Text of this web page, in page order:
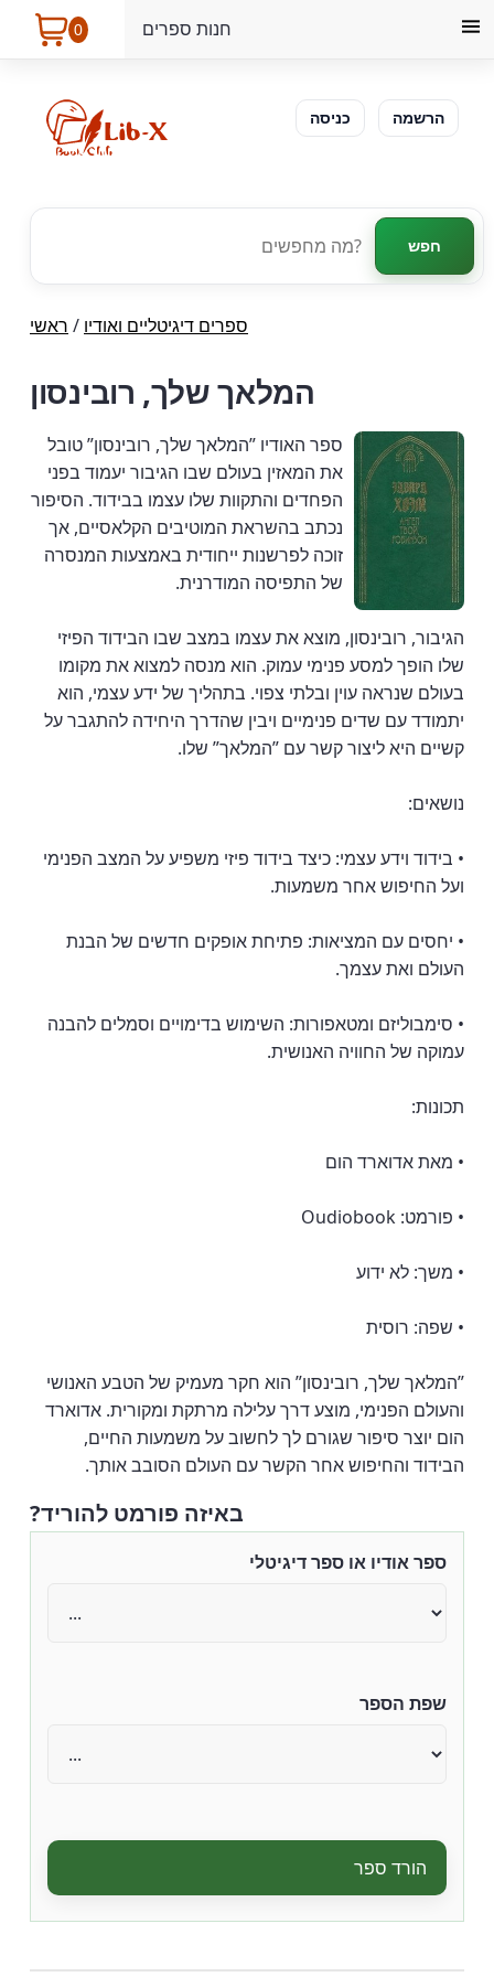
0 חנות ספרים
כניסה הרשמה
חפש
ראשי / ספרים דיגיטליים ואודיו
המלאך שלך, רובינסון
ספר האודיו ”המלאך שלך, רובינסון” טובל
את המאזין בעולם שבו הגיבור יעמוד בפני
הפחדים והתקוות שלו עצמו בבידוד. הסיפור
נכתב בהשראת המוטיבים הקלאסיים, אך
זוכה לפרשנות ייחודית באמצעות המנסרה
של התפיסה המודרנית.
הגיבור, רובינסון, מוצא את עצמו במצב שבו הבידוד הפיזי
שלו הופך למסע פנימי עמוק. הוא מנסה למצוא את מקומו
בעולם שנראה עוין ובלתי צפוי. בתהליך של ידע עצמי, הוא
יתמודד עם שדים פנימיים ויבין שהדרך היחידה להתגבר על
קשיים היא ליצור קשר עם ”המלאך” שלו.
נושאים:
• בידוד וידע עצמי: כיצד בידוד פיזי משפיע על המצב הפנימי
ועל החיפוש אחר משמעות.
• יחסים עם המציאות: פתיחת אופקים חדשים של הבנת
העולם ואת עצמך.
• סימבוליזם ומטאפורות: השימוש בדימויים וסמלים להבנה
עמוקה של החוויה האנושית.
תכונות:
• מאת אדוארד הום
• פורמט: Oudiobook
• משך: לא ידוע
• שפה: רוסית
”המלאך שלך, רובינסון” הוא חקר מעמיק של הטבע האנושי
והעולם הפנימי, מוצע דרך עלילה מרתקת ומקורית. אדוארד
הום יוצר סיפור שגורם לך לחשוב על משמעות החיים,
הבידוד והחיפוש אחר הקשר עם העולם הסובב אותך.
באיזה פורמט להוריד?
ספר אודיו או ספר דיגיטלי
שפת הספר
הורד ספר